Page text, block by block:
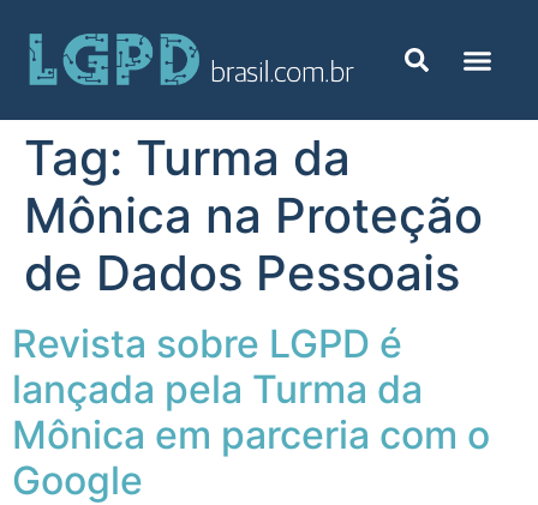
Tag: Turma da
Mônica na Proteção
de Dados Pessoais
Revista sobre LGPD é
lançada pela Turma da
Mônica em parceria com o
Google